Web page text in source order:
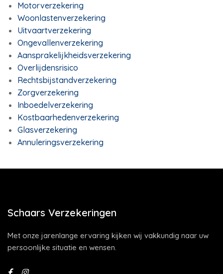
Motorverzekering
Woonlastenverzekering
Uitvaartverzekering
Ongevallenverzekering
Aansprakelijkheidsverzekering
Overlijdensrisico
Rechtsbijstandverzekering
Zorgverzekering
Inboedelverzekering
Kostbaarhedenverzekering
Glasverzekering
Annuleringsverzekering
Schaars Verzekeringen
Met onze jarenlange ervaring kijken wij vakkundig naar uw
persoonlijke situatie en wensen.